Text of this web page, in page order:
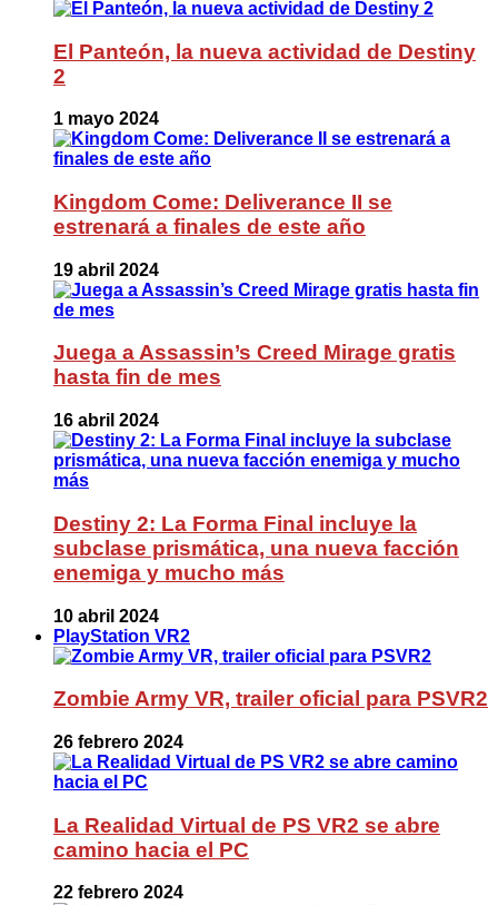
El Panteón, la nueva actividad de Destiny
2
1 mayo 2024
Kingdom Come: Deliverance II se
estrenará a finales de este año
19 abril 2024
Juega a Assassin’s Creed Mirage gratis
hasta fin de mes
16 abril 2024
Destiny 2: La Forma Final incluye la
subclase prismática, una nueva facción
enemiga y mucho más
10 abril 2024
PlayStation VR2
Zombie Army VR, trailer oficial para PSVR2
26 febrero 2024
La Realidad Virtual de PS VR2 se abre
camino hacia el PC
22 febrero 2024